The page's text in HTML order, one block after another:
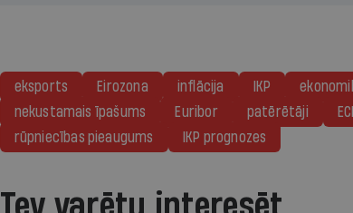
eksports Eirozona inflācija IKP
nekustamais īpašums
Euribor patērētāji
rūpniecības pieaugums
IKP prognozes